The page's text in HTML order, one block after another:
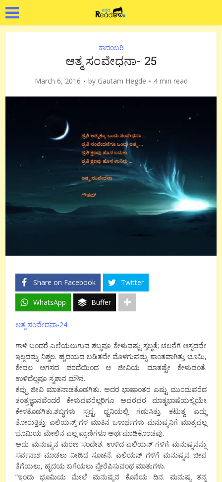
ಕಾದಂಬರಿ
ಆತ್ಮ ಸಂವೇಧನಾ- 25
March 6, 2016 by Gautam Hegde 4 min read
Share on Facebook Twitter
WhatsApp Buffer
ಆತ್ಮ ಸಂವೇದನಾ-24
ಗಾಳಿ ಬಂದರೆ ಎಲೆಯಲುಗುವ ಶಬ್ಧವೂ ಕೇಳುವಷ್ಟು ಸ್ತಬ್ಧತೆ; ಚಲನೆಗೆ ಆಸ್ಪದವೇ
ಇಲ್ಲದಷ್ಟು ನಿಶ್ಚಲ. ಹೃದಯದ ಬಡಿತವೇ ಮೊಳಗುವಷ್ಟು ಶಾಂತವಾಗಿತ್ತು ಭೂಮಿ,
ಕೇವಲ ಆಗಸದ ಪರದೆಯಿಂದ ಆ ಜೀವಿಯ ಮಾತಷ್ಟೇ ಕೇಳುವಂತೆ.
ಉಳಿದೆಲ್ಲವೂ ಸ್ಮಶಾನ ಮೌನ.
ಕಪ್ಪು ಜೀವಿ ಮಾತನಾಡತೊಡಗಿತು. ಅದರ ಭಾಷಾಂತರ ಎಷ್ಟು ಮುಂದುವರೆದ
ತಂತ್ರಜ್ಞಾನವೆಂದರೆ ಕೇಳುವವರೆಲ್ಲರಿಗೂ ಅವರವರ ಮಾತೃಭಾಷೆಯಲ್ಲಿಯೇ
ಕೇಳತೊಡಗಿತು.ಶಬ್ಧಗಳು ಸ್ಪಷ್ಟ, ಧ್ವನಿಯಲ್ಲಿ ಗಡುಸಿತ್ತು. ಕಟುತ್ವ ಎದ್ದು
ತೋರುತ್ತಿತ್ತು. ಎಲಿಯನ್ಸ್ ಗಳ ಮಾತಿನ ಒಳಾರ್ಥಗಳು ಮನುಷ್ಯನಿಗೆ ಮಾತ್ರವಲ್ಲ
ಭೂಮಿಯ ಮೇಲಿನ ಎಲ್ಲ ಪ್ರಾಣಿಗಳೂ ಅರ್ಥಮಾಡಿಕೊಂಡವು.
ಅದು ಮನುಷ್ಯನ ಮರಣ ಸಂದೇಶ. ಉಳಿದ ಎಲಿಯನ್ ಗಳಿಗೆ ಮನುಷ್ಯನನ್ನು
ಸರ್ವನಾಶ ಮಾಡಲು ನೀಡಿದ ಸೂಚನೆ. ಎಲಿಯನ್ ಗಳಿಗೆ ಮನುಷ್ಯನ ಜೀವ
ತೆಗೆಯಲು, ಹೃದಯ ಬಗೆಯಲು ಪ್ರೇರೆಪಿಸುವಂಥ ಮಾತುಗಳು.
“ಇಂದು ಭೂಮಿಯ ಮೇಲೆ ಮನುಷ್ಯನ ಕೊನೆಯ ದಿನ. ಮನುಷ್ಯ ತನ್ನ